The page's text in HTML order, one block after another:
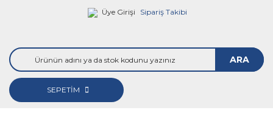
Üye Girişi Sipariş Takibi
ARA
SEPETİM